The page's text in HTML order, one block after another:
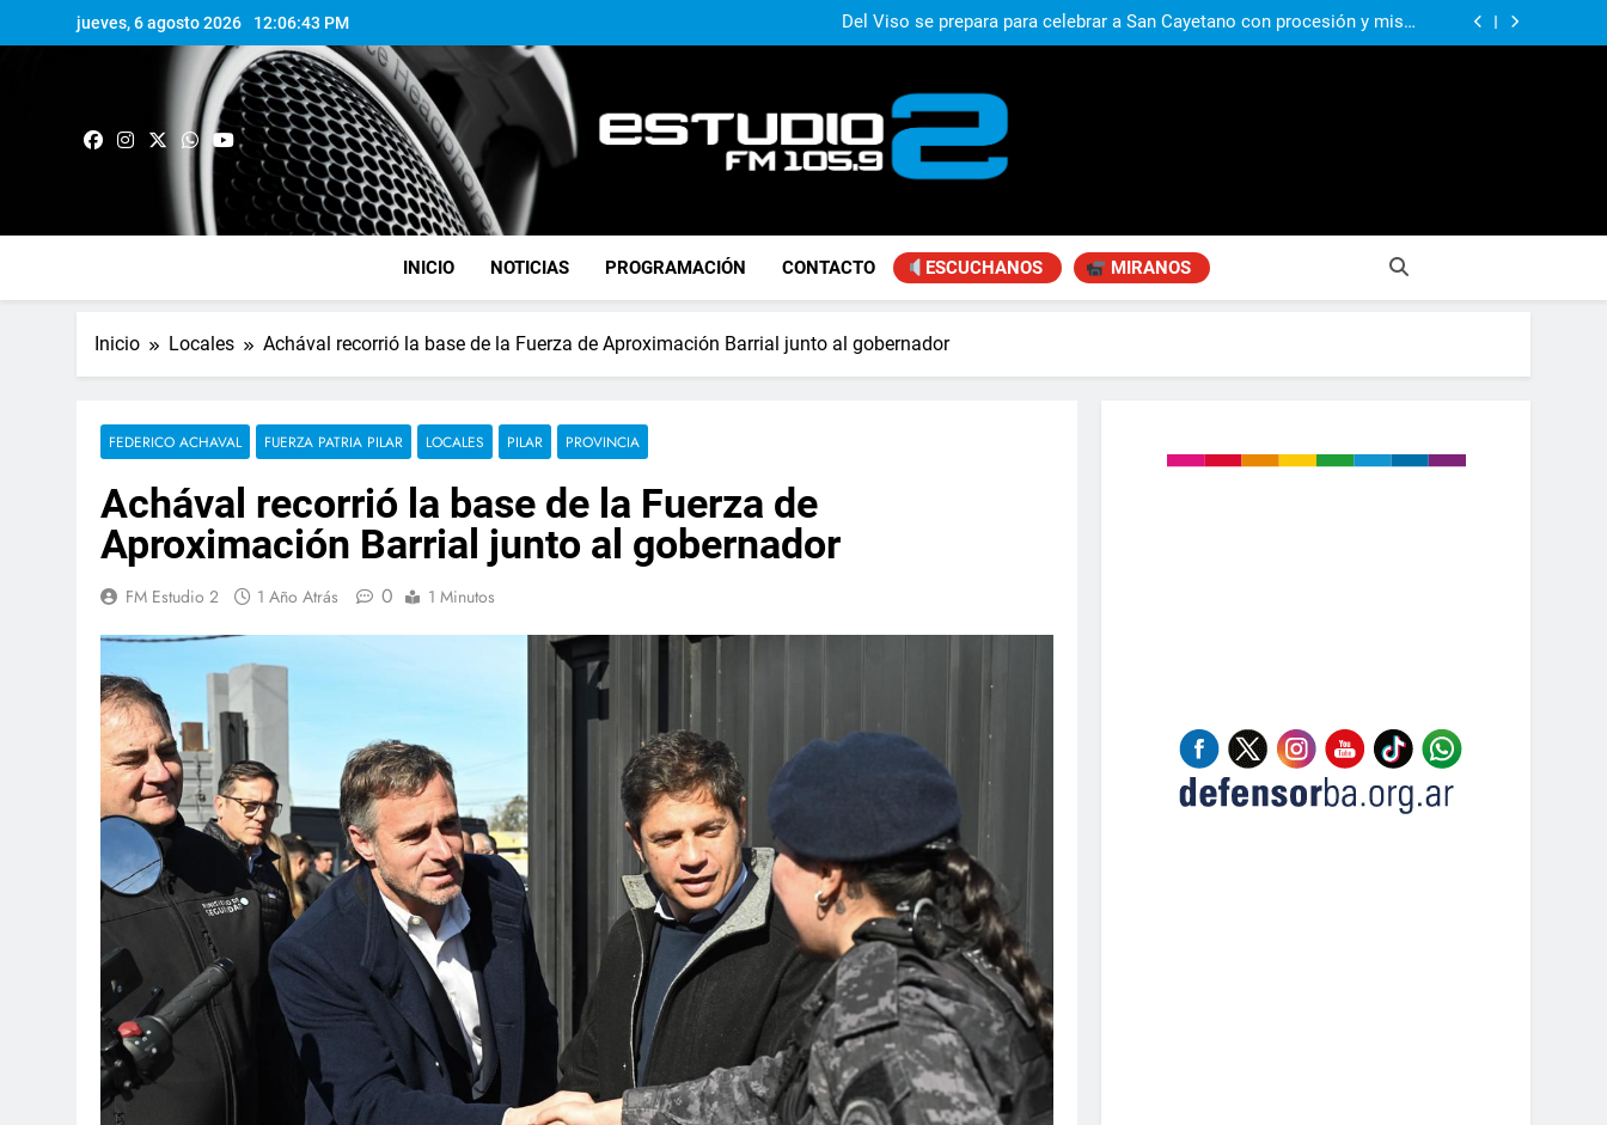
jueves, 6 agosto 2026 12:06:44 PM
preferido que no viniera”
Del Viso se prepara para celebrar a San Cayetano con procesión y misas
durante toda la jornada
La Secundaria Nº 40 de Manuel Alberti recibió a los estudiantes ampliada y
Del Viso se prepara para celebrar a San Cayetano con procesión y misas
La Secundaria Nº 40 de Manuel Alberti recibió a los estudiantes ampliada y
Nuevo operativo de «Ver Bien, Aprender Mejor», ahora en Manuel Alberti
FM Estudio 2
INICIO NOTICIAS PROGRAMACIÓN CONTACTO ESCUCHANOS MIRANOS
Inicio Locales Achával recorrió la base de la Fuerza de Aproximación Barrial junto al gobernador
FEDERICO ACHAVAL FUERZA PATRIA PILAR LOCALES PILAR PROVINCIA
Achával recorrió la base de la Fuerza de
Aproximación Barrial junto al gobernador
FM Estudio 2 1 Año Atrás 0 1 Minutos